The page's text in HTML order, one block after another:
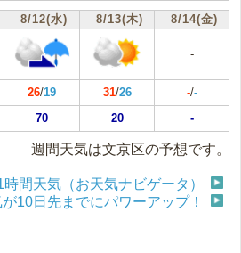
8/12(水) 8/13(木) 8/14(金)
-
26/19 31/26 -/-
70 20 -
週間天気は文京区の予想です。
間天気（お天気ナビゲータ）
10日先までにパワーアップ！